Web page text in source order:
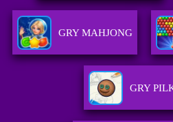
GRY MAHJONG
GRY